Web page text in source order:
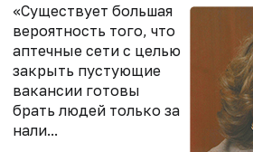
«Существует большая
вероятность того, что
аптечные сети с целью
закрыть пустующие
вакансии готовы
брать людей только за
нали...